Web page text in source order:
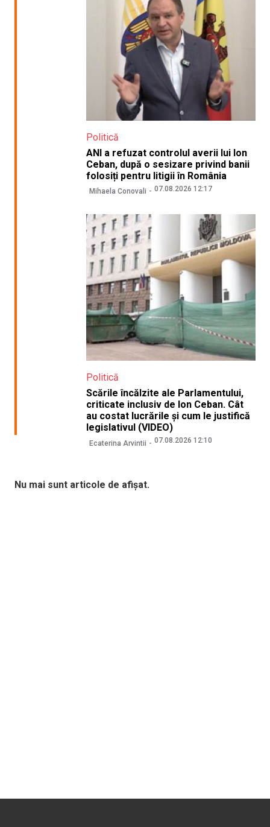
Politică
ANI a refuzat controlul averii lui Ion
Ceban, după o sesizare privind banii
folosiți pentru litigii în România
Mihaela Conovali 07.08.2026 12:17
Politică
Scările încălzite ale Parlamentului,
criticate inclusiv de Ion Ceban. Cât
au costat lucrările și cum le justifică
legislativul (VIDEO)
Ecaterina Arvintii 07.08.2026 12:10
Nu mai sunt articole de afișat.